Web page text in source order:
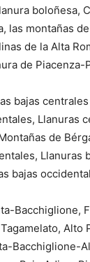
boloñesa,
las montañas
de la Alta
de Piacenza-
bajas
Llanuras
de
Llanuras
bajas
Bacchiglione,
Alto
Bacchiglione-